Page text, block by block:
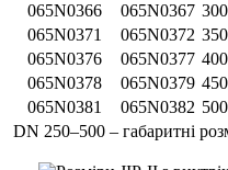
065N0366
065N0367 300
065N0371
065N0372 350
065N0376
065N0377 400
065N0378
065N0379 450
065N0381
065N0382 500
DN 250–500 – габаритні